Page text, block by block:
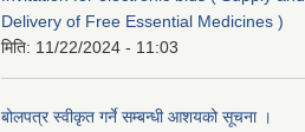
Delivery of Free Essential Medicines )
मिति: 11/22/2024 - 11:03
बोलपत्र स्वीकृत गर्ने सम्बन्धी आशयको सूचना ।